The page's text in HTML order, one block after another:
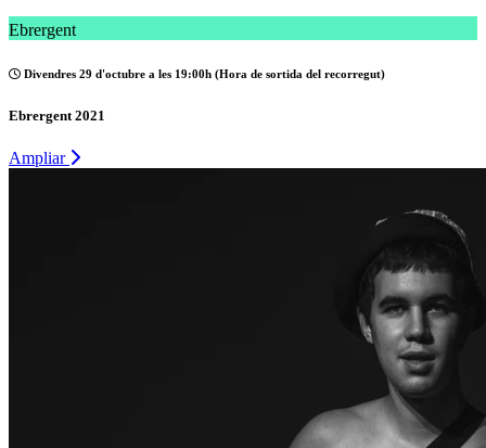
Ebrergent
Divendres 29 d'octubre a les 19:00h (Hora de sortida del recorregut)
Ebrergent 2021
Ampliar